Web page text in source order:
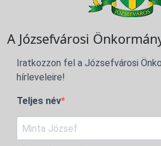
A Józsefvárosi
Iratkozzon fel a Józsefvárosi
hírleveleire!
Teljes név